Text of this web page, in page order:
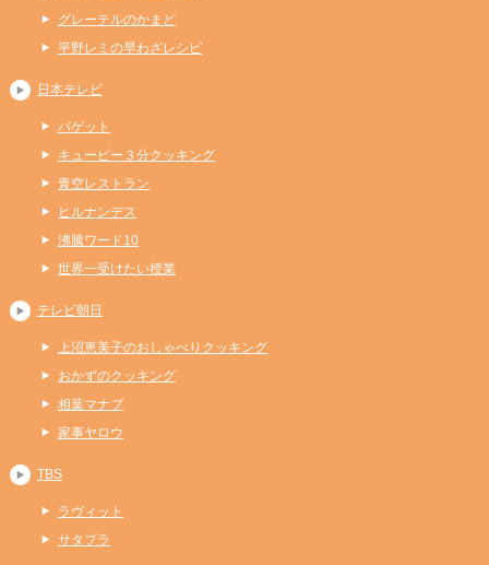
グレーテルのかまど
平野レミの早わざレシピ
日本テレビ
バゲット
キューピー３分クッキング
青空レストラン
ヒルナンデス
沸騰ワード10
世界一受けたい授業
テレビ朝日
上沼恵美子のおしゃべりクッキング
おかずのクッキング
相葉マナブ
家事ヤロウ
TBS
ラヴィット
サタプラ